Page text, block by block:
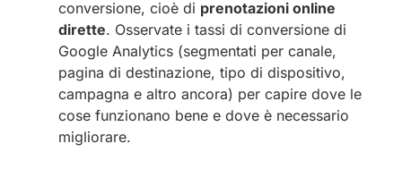
conversione, cioè di prenotazioni online
dirette. Osservate i tassi di conversione di
Google Analytics (segmentati per canale,
pagina di destinazione, tipo di dispositivo,
campagna e altro ancora) per capire dove le
cose funzionano bene e dove è necessario
migliorare.